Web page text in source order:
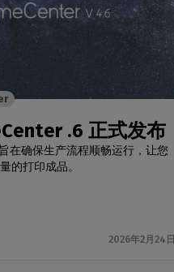
.6 正式发布
在确保生产流程顺畅运行，让您
的打印成品。
2026年2月24日